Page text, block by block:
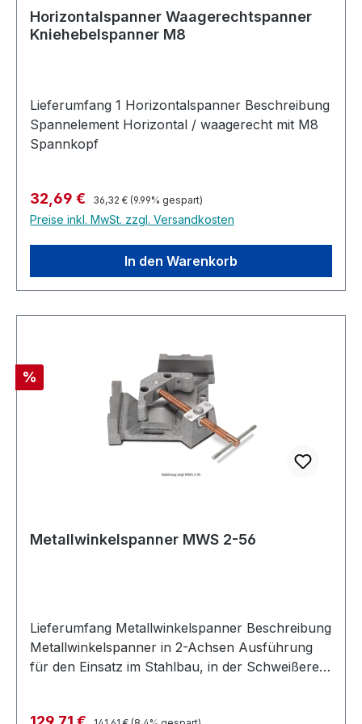
Horizontalspanner Waagerechtspanner
Kniehebelspanner M8
Lieferumfang 1 Horizontalspanner Beschreibung
Spannelement Horizontal / waagerecht mit M8
Spannkopf
Verkaufspreis:
32,69 € Regulärer Preis:
36,32 € (9.99% gespart)
Preise inkl. MwSt. zzgl. Versandkosten
In den Warenkorb
Rabatt
%
Metallwinkelspanner MWS 2-56
Lieferumfang Metallwinkelspanner Beschreibung
Metallwinkelspanner in 2-Achsen Ausführung
für den Einsatz im Stahlbau, in der Schweißerei
Verkaufspreis:Regulärer Preis: